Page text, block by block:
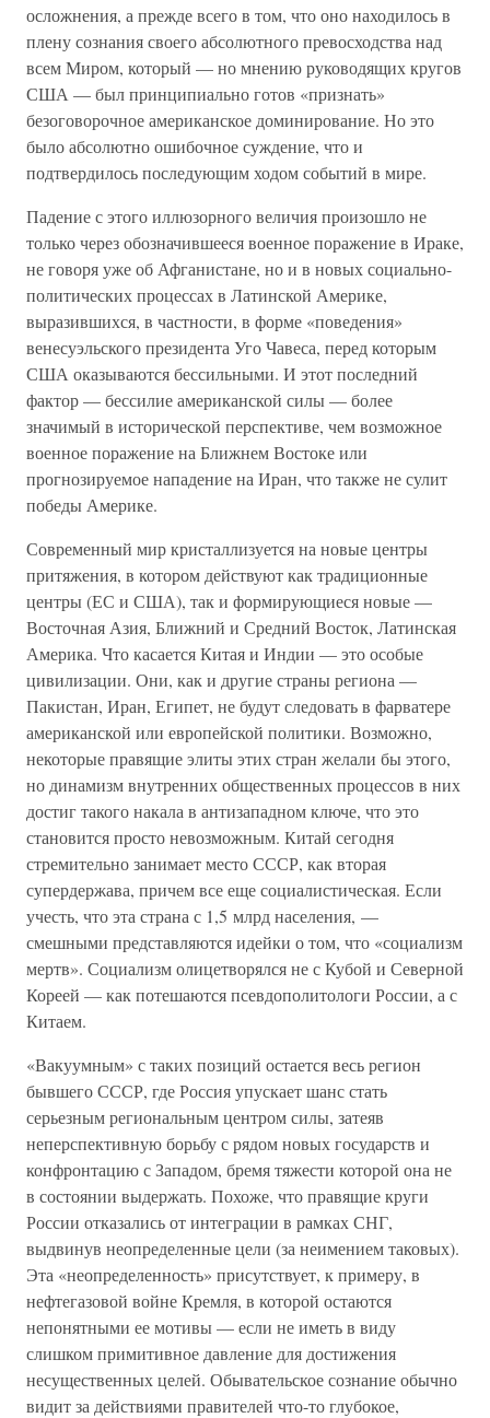
осложнения, а прежде всего в том, что оно находилось в
плену сознания своего абсолютного превосходства над
всем Миром, который — но мнению руководящих кругов
США — был принципиально готов «признать»
безоговорочное американское доминирование. Но это
было абсолютно ошибочное суждение, что и
подтвердилось последующим ходом событий в мире.
Падение с этого иллюзорного величия произошло не
только через обозначившееся военное поражение в Ираке,
не говоря уже об Афганистане, но и в новых социально-
политических процессах в Латинской Америке,
выразившихся, в частности, в форме «поведения»
венесуэльского президента Уго Чавеса, перед которым
США оказываются бессильными. И этот последний
фактор — бессилие американской силы — более
значимый в исторической перспективе, чем возможное
военное поражение на Ближнем Востоке или
прогнозируемое нападение на Иран, что также не сулит
победы Америке.
Современный мир кристаллизуется на новые центры
притяжения, в котором действуют как традиционные
центры (ЕС и США), так и формирующиеся новые —
Восточная Азия, Ближний и Средний Восток, Латинская
Америка. Что касается Китая и Индии — это особые
цивилизации. Они, как и другие страны региона —
Пакистан, Иран, Египет, не будут следовать в фарватере
американской или европейской политики. Возможно,
некоторые правящие элиты этих стран желали бы этого,
но динамизм внутренних общественных процессов в них
достиг такого накала в антизападном ключе, что это
становится просто невозможным. Китай сегодня
стремительно занимает место СССР, как вторая
супердержава, причем все еще социалистическая. Если
учесть, что эта страна с 1,5 млрд населения, —
смешными представляются идейки о том, что «социализм
мертв». Социализм олицетворялся не с Кубой и Северной
Кореей — как потешаются псевдополитологи России, а с
Китаем.
«Вакуумным» с таких позиций остается весь регион
бывшего СССР, где Россия упускает шанс стать
серьезным региональным центром силы, затеяв
неперспективную борьбу с рядом новых государств и
конфронтацию с Западом, бремя тяжести которой она не
в состоянии выдержать. Похоже, что правящие круги
России отказались от интеграции в рамках СНГ,
выдвинув неопределенные цели (за неимением таковых).
Эта «неопределенность» присутствует, к примеру, в
нефтегазовой войне Кремля, в которой остаются
непонятными ее мотивы — если не иметь в виду
слишком примитивное давление для достижения
несущественных целей. Обывательское сознание обычно
видит за действиями правителей что-то глубокое,